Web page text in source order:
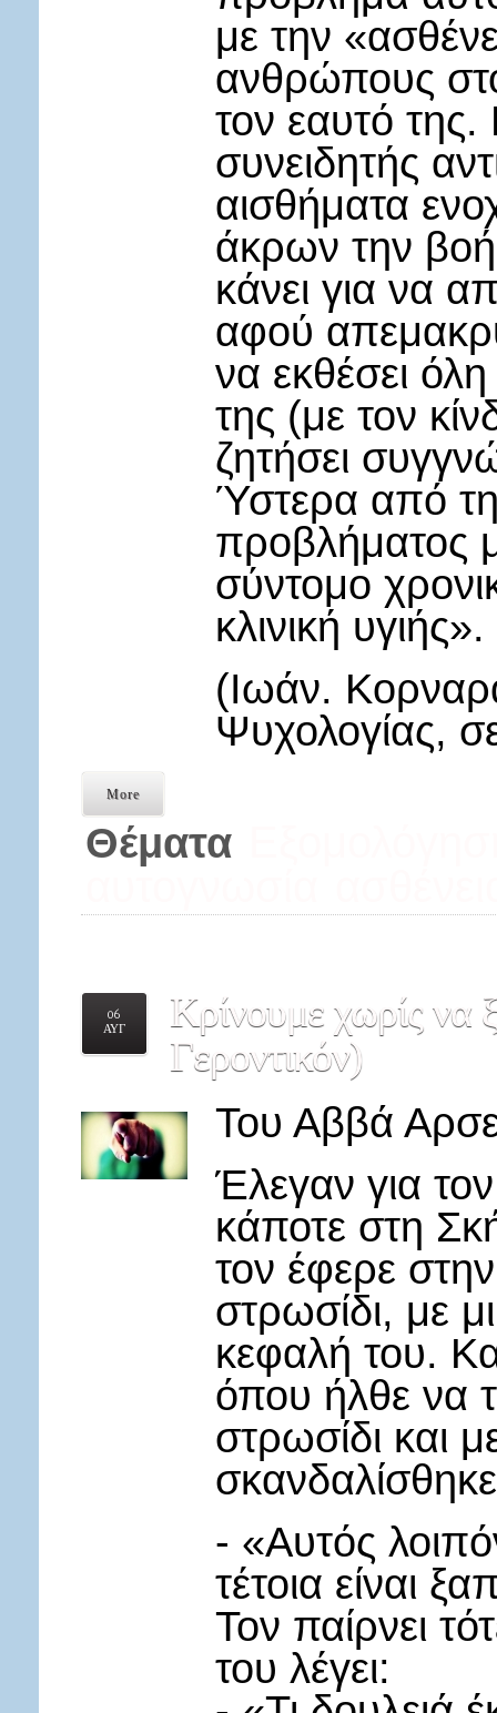
με την
ανθρώπους
τον εαυτό
συνειδητής
αισθήματα
άκρων την
κάνει για να
αφού
να εκθέσει
της (με τον
ζητήσει
Ύστερα από
προβλήματος
σύντομο
κλινική υγιής».
(Ιωάν.
Ψυχολογίας,
More
Θέματα
06
ΑΥΓ
Κρίνουμε χωρίς να
Γεροντικόν)
Του Αββά
Έλεγαν για
κάποτε στη
τον έφερε
στρωσίδι, με
κεφαλή του.
όπου ήλθε να
στρωσίδι και
- «Αυτός
τέτοια είναι
Τον παίρνει
του λέγει: